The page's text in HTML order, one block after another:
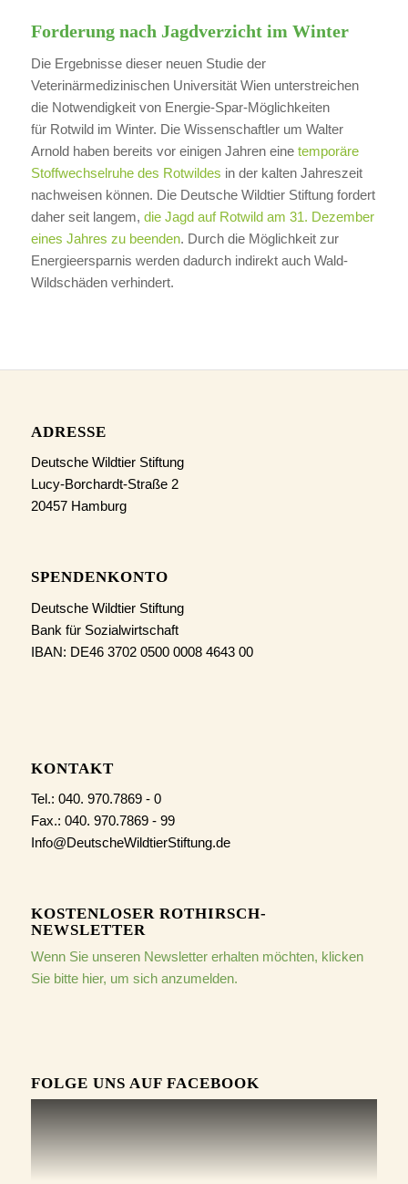
Forderung nach Jagdverzicht im Winter
Die Ergebnisse dieser neuen Studie der
Veterinärmedizinischen Universität Wien unterstreichen
die Notwendigkeit von Energie-Spar-Möglichkeiten
für Rotwild im Winter. Die Wissenschaftler um Walter
Arnold haben bereits vor einigen Jahren eine temporäre
Stoffwechselruhe des Rotwildes in der kalten Jahreszeit
nachweisen können. Die Deutsche Wildtier Stiftung fordert
daher seit langem, die Jagd auf Rotwild am 31. Dezember
eines Jahres zu beenden. Durch die Möglichkeit zur
Energieersparnis werden dadurch indirekt auch Wald-
Wildschäden verhindert.
ADRESSE
Deutsche Wildtier Stiftung
Lucy-Borchardt-Straße 2
20457 Hamburg
SPENDENKONTO
Deutsche Wildtier Stiftung
Bank für Sozialwirtschaft
IBAN: DE46 3702 0500 0008 4643 00
KONTAKT
Tel.: 040. 970.7869 - 0
Fax.: 040. 970.7869 - 99
Info@DeutscheWildtierStiftung.de
KOSTENLOSER ROTHIRSCH-
NEWSLETTER
Wenn Sie unseren Newsletter erhalten möchten, klicken
Sie bitte hier, um sich anzumelden.
FOLGE UNS AUF FACEBOOK